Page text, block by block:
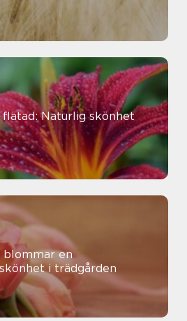
Naturlig skönhet
en
i trädgården